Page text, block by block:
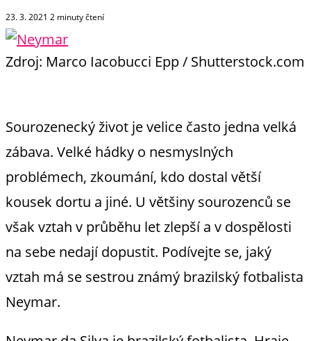
23. 3. 2021 2 minuty čtení
Zdroj: Marco Iacobucci Epp / Shutterstock.com
Sourozenecký život je velice často jedna velká
zábava. Velké hádky o nesmyslných
problémech, zkoumání, kdo dostal větší
kousek dortu a jiné. U většiny sourozenců se
však vztah v průběhu let zlepší a v dospělosti
na sebe nedají dopustit. Podívejte se, jaký
vztah má se sestrou známý brazilský fotbalista
Neymar.